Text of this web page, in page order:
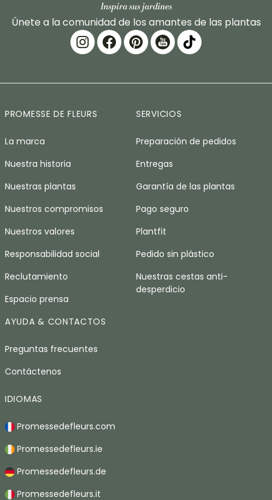
Únete a la comunidad de los amantes de las plantas
PROMESSE DE FLEURS
La marca
Nuestra historia
Nuestras plantas
Nuestros compromisos
Nuestros valores
Responsabilidad social
Reclutamiento
Espacio prensa
SERVICIOS
Preparación de pedidos
Entregas
Garantía de las plantas
Pago seguro
Plantfit
Pedido sin plástico
Nuestras cestas anti-
desperdicio
AYUDA & CONTACTOS
Preguntas frecuentes
Contáctenos
IDIOMAS
Promessedefleurs.com
Promessedefleurs.ie
Promessedefleurs.de
Promessedefleurs.it